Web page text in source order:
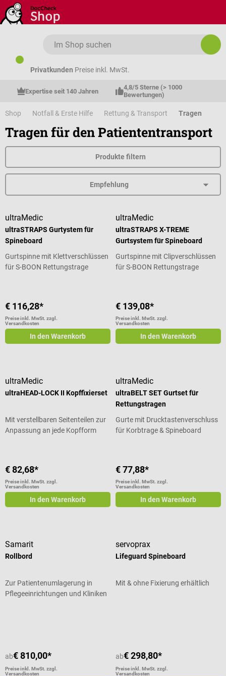
Zum Hauptinhalt springen
Privatkunden Preise inkl. MwSt.
Expertise seit 140 Jahren
4,8/5 Sterne (> 1000
Bewertungen)
Shop Notfall & Erste Hilfe Rettung & Transport Tragen
Tragen für den Patiententransport
Produkte filtern
ultraMedic
ultraSTRAPS Gurtystem für
Spineboard
Gurtspinne mit Klettverschlüssen
für S-BOON Rettungstrage
€ 116,28*
Preise inkl. MwSt. zzgl.
Versandkosten
In den Warenkorb
ultraMedic
ultraSTRAPS X-TREME
Gurtsystem für Spineboard
Gurtspinne mit Clipverschlüssen
für S-BOON Rettungstrage
€ 139,08*
Preise inkl. MwSt. zzgl.
Versandkosten
In den Warenkorb
ultraMedic
ultraHEAD-LOCK II Kopffixierset
Mit verstellbaren Seitenteilen zur
Anpassung an jede Kopfform
€ 82,68*
Preise inkl. MwSt. zzgl.
Versandkosten
In den Warenkorb
ultraMedic
ultraBELT SET Gurtset für
Rettungstragen
Gurte mit Drucktastenverschluss
für Korbtrage & Spineboard
€ 77,88*
Preise inkl. MwSt. zzgl.
Versandkosten
In den Warenkorb
Samarit
Rollbord
Zur Patientenumlagerung in
Pflegeeinrichtungen und Kliniken
ab€ 810,00*
Preise inkl. MwSt. zzgl.
Versandkosten
servoprax
Lifeguard Spineboard
Mit & ohne Fixierung erhältlich
ab€ 298,80*
Preise inkl. MwSt. zzgl.
Versandkosten